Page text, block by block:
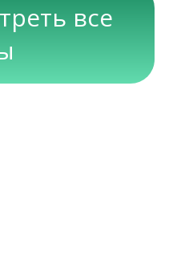
все